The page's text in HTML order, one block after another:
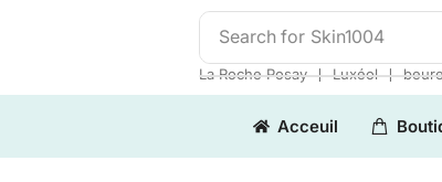
Search for Skin1004
La Roche Posay ❘ Luxéol ❘
Acceuil